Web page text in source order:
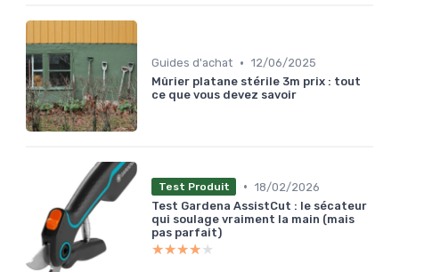
Guides d'achat • 12/06/2025
Mûrier platane stérile 3m prix : tout
ce que vous devez savoir
Test Produit • 18/02/2026
Test Gardena AssistCut : le sécateur
qui soulage vraiment la main (mais
pas parfait)
★★★★★
★★★★★